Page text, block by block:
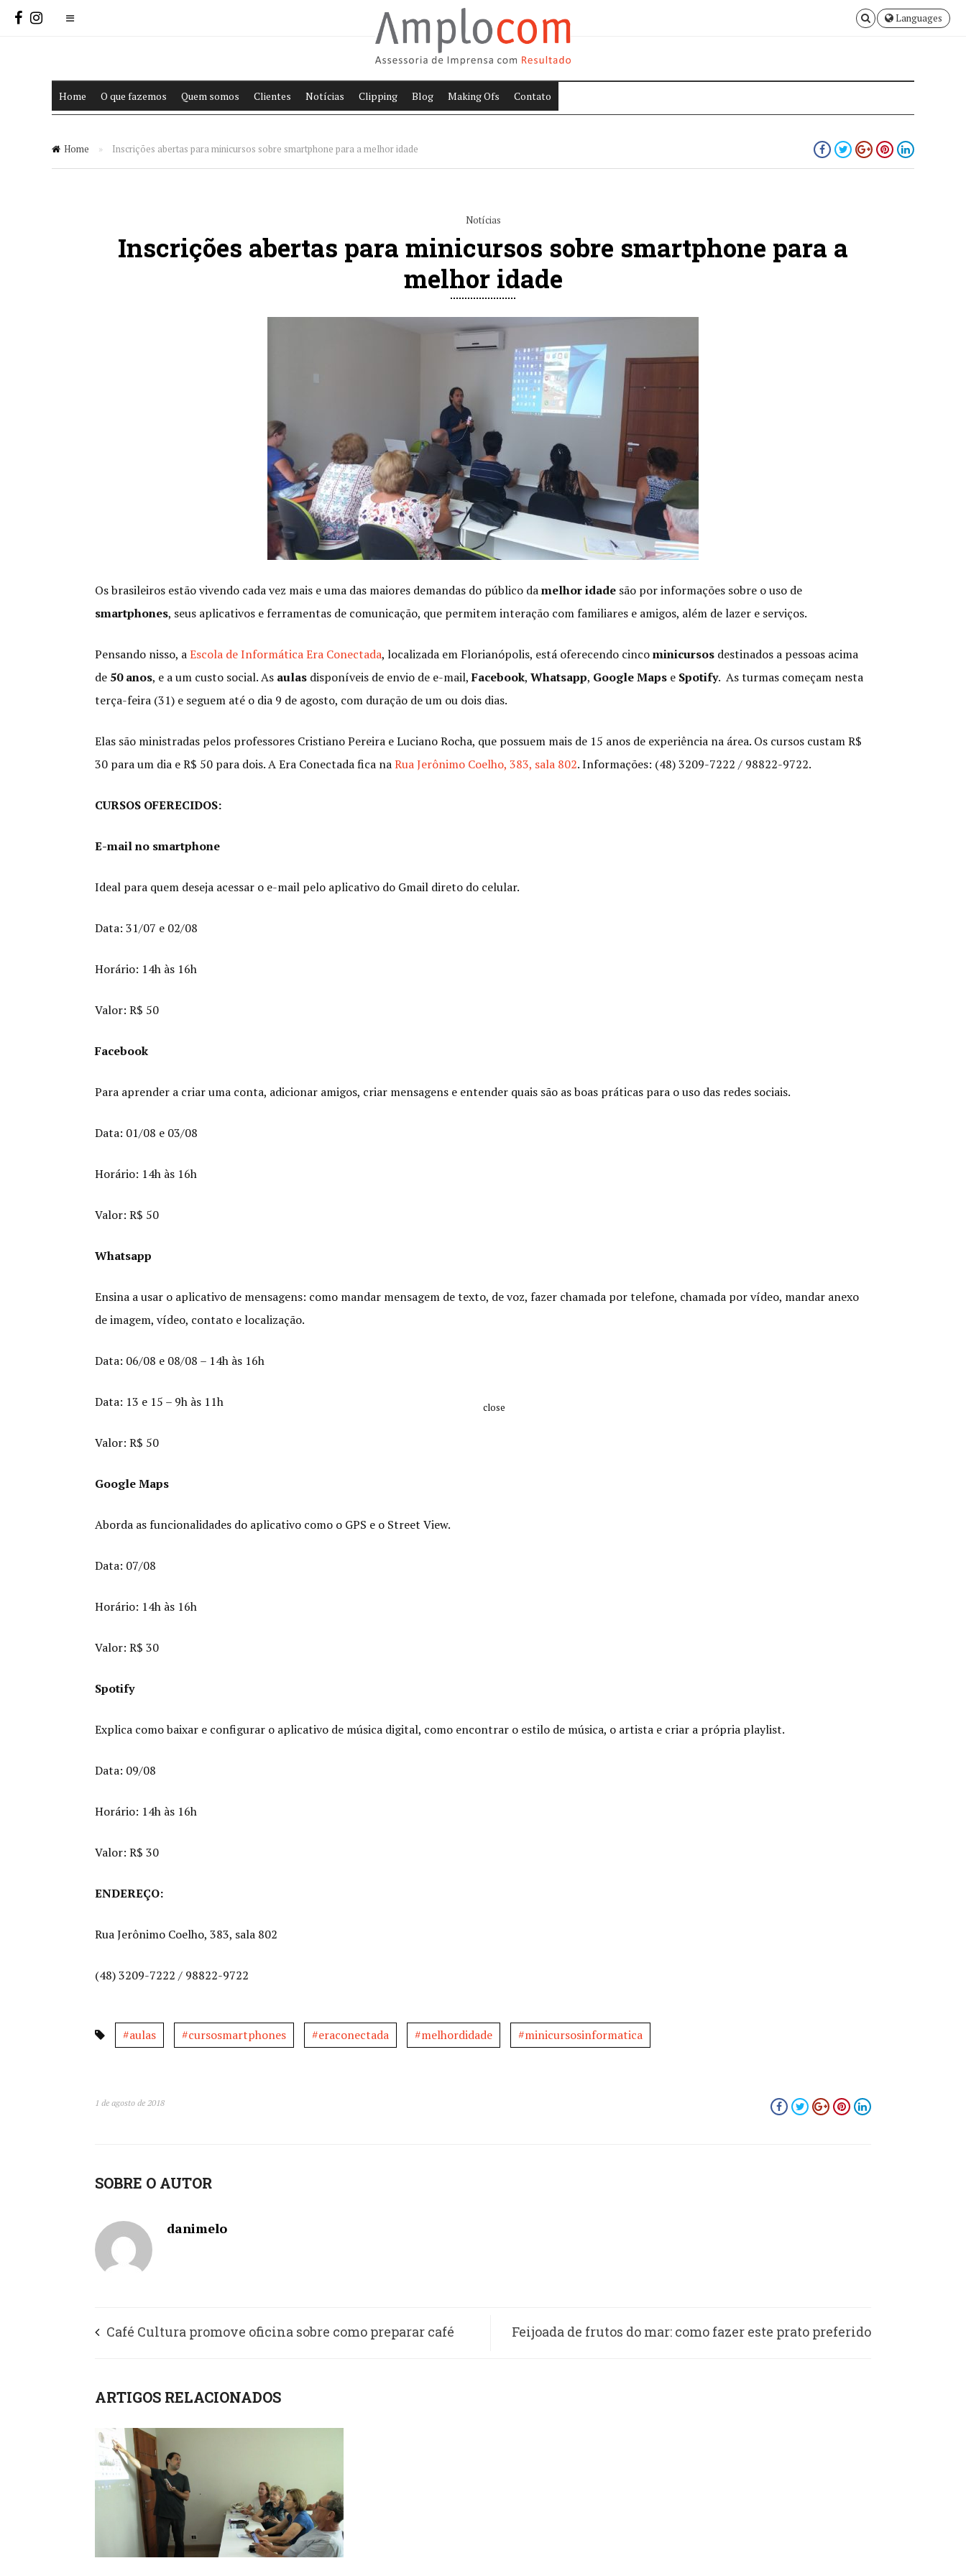
Languages
Home O que fazemos Quem somos Clientes Notícias Clipping Blog Making Ofs Contato
Home » Inscrições abertas para minicursos sobre smartphone para a melhor idade
Notícias
Inscrições abertas para minicursos sobre smartphone para a
melhor idade
Os brasileiros estão vivendo cada vez mais e uma das maiores demandas do público damelhor idade são por informações sobre o uso de
smartphones, seus aplicativos e ferramentas de comunicação, que permitem interação com familiares e amigos, além de lazer e serviços.
Pensando nisso, aEscola de Informática Era Conectada, localizada em Florianópolis, está oferecendo cincominicursos destinados a pessoas acima
de 50 anos, e a um custo social. As aulas disponíveis de envio de e-mail,Facebook, Whatsapp, Google Maps e Spotify. As turmas começam nesta
terça-feira (31) e seguem até o dia 9 de agosto, com duração de um ou dois dias.
Elas são ministradas pelos professores Cristiano Pereira e Luciano Rocha, que possuem mais de 15 anos de experiência na área. Os cursos custam R$
30 para um dia e R$ 50 para dois. A Era Conectada fica naRua Jerônimo Coelho, 383, sala 802. Informações: (48) 3209-7222 / 98822-9722.
CURSOS OFERECIDOS:
E-mail no smartphone
Ideal para quem deseja acessar o e-mail pelo aplicativo do Gmail direto do celular.
Data: 31/07 e 02/08
Horário: 14h às 16h
Valor: R$ 50
Facebook
Para aprender a criar uma conta, adicionar amigos, criar mensagens e entender quais são as boas práticas para o uso das redes sociais.
Data: 01/08 e 03/08
Horário: 14h às 16h
Valor: R$ 50
Whatsapp
Ensina a usar o aplicativo de mensagens: como mandar mensagem de texto, de voz, fazer chamada por telefone, chamada por vídeo, mandar anexo
de imagem, vídeo, contato e localização.
Data: 06/08 e 08/08 – 14h às 16h
Data: 13 e 15 – 9h às 11h
Valor: R$ 50
Google Maps
Aborda as funcionalidades do aplicativo como o GPS e o Street View.
Data: 07/08
Horário: 14h às 16h
Valor: R$ 30
Spotify
Explica como baixar e configurar o aplicativo de música digital, como encontrar o estilo de música, o artista e criar a própria playlist.
Data: 09/08
Horário: 14h às 16h
Valor: R$ 30
ENDEREÇO:
Rua Jerônimo Coelho, 383, sala 802
(48) 3209-7222 / 98822-9722
#aulas #cursosmartphones #eraconectada #melhordidade #minicursosinformatica
1 de agosto de 2018
SOBRE O AUTOR
danimelo
Café Cultura promove oficina sobre como preparar café Feijoada de frutos do mar: como fazer este prato preferido
ARTIGOS RELACIONADOS
close